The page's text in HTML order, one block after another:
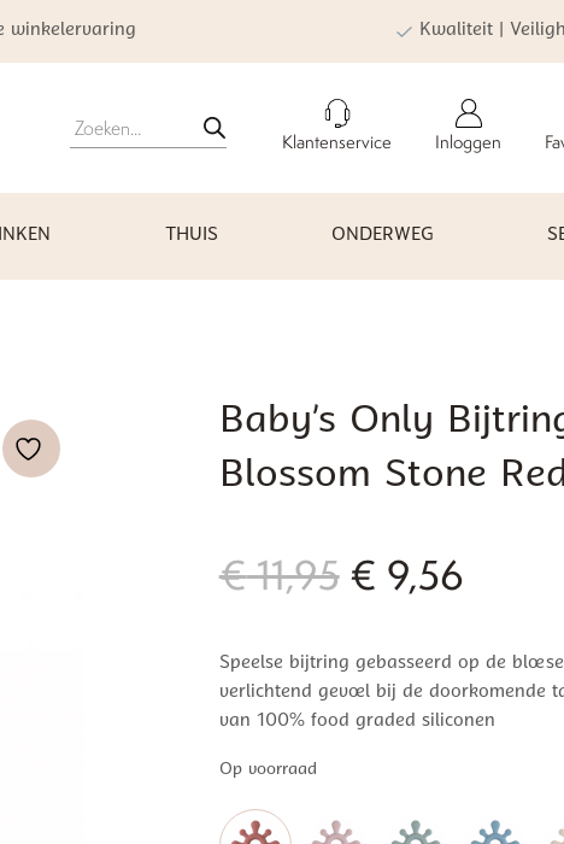
winkelervaring Kwaliteit |
Producten
zoeken Klantenservice Inloggen
THUIS ONDERWEG
Baby’s Only
Blossom Stone
€11,95
was:
€ 11,95.
€ 9,56
is:
€ 9,56.
Speelse bijtring gebasseerd op de
verlichtend gevoel bij de doorkomende
van 100% food graded siliconen
Op voorraad